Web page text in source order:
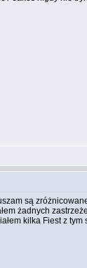
są
żadnych
kilka Fiest z